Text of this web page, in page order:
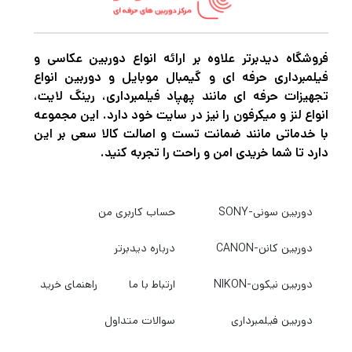
اگر در حرفه عکاسی و فیلمبرداری مشغول به
های حرفه ای و بی نظیر خلق کنید و بهترین نوع
فیلمبرداری را تجربه کنید نیاز به دوربین‌های
باکیفیت و مجهز برای عکاسی و فیلمبرداری دارید.
اگر میخواهید بهترین دوربین عکاسی و
با بهترین کیفیت و قیمت خریداری کنید به
سربزنید.
فروشگاه دیدبرتر علاوه بر ارائه انواع دوربین عکاسی و
فیلمبرداری حرفه ای و گیمبال موبایل و دوربین انواع
تجهیزات حرفه ای مانند پهپاد فیلمبرداری، رینگ لایت،
انواع لنز و میکرفون را نیز در سایت خود دارد. این مجموعه
با خدماتی مانند ضمانت تست و اصالت کالا سعی بر این
دارد تا شما خریدی امن و راحت را تجربه کنید.
دوربین سونی-SONY
دوربین کانن-CANON
دوربین نیکون-NIKON
دوربین فیلمبرداری
حساب کاربری من
درباره دیدبرتر
ارتباط با ما راهنمای خرید
سوالات متداول